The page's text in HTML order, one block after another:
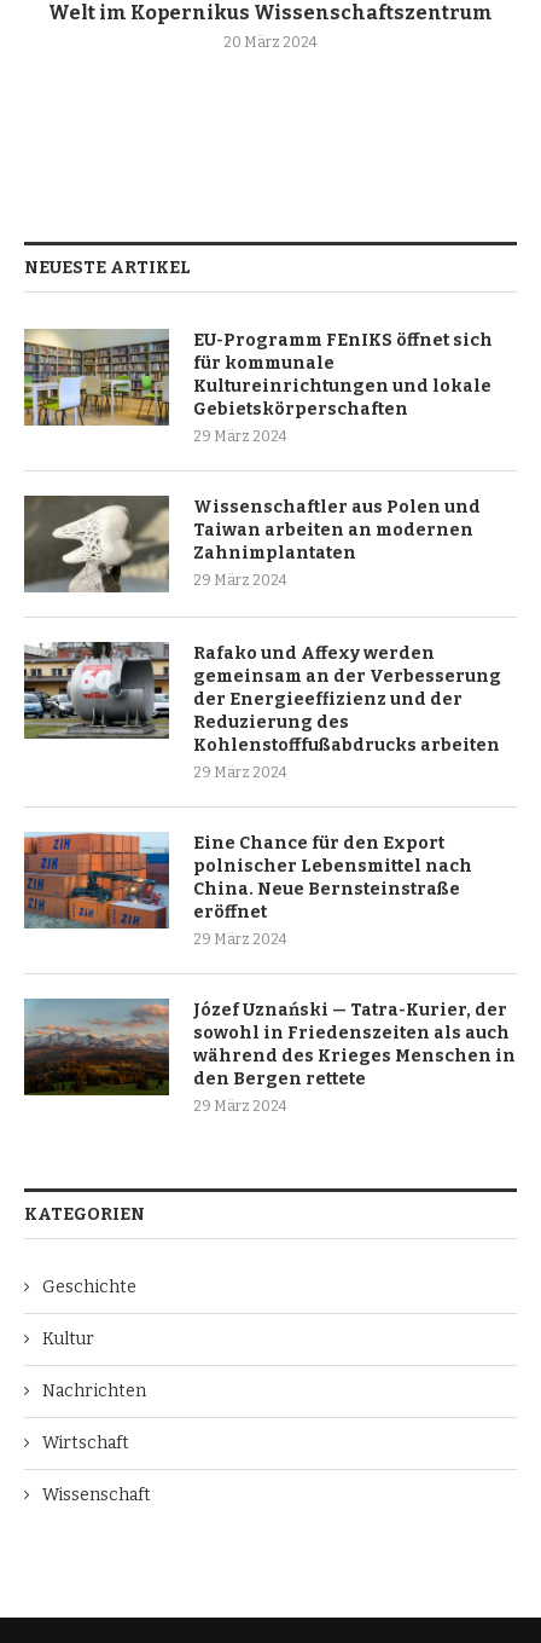
Welt im Kopernikus Wissenschaftszentrum
20 März 2024
NEUESTE ARTIKEL
EU-Programm FEnIKS öffnet sich
für kommunale
Kultureinrichtungen und lokale
Gebietskörperschaften
29 März 2024
Wissenschaftler aus Polen und
Taiwan arbeiten an modernen
Zahnimplantaten
29 März 2024
Rafako und Affexy werden
gemeinsam an der Verbesserung
der Energieeffizienz und der
Reduzierung des
Kohlenstofffußabdrucks arbeiten
29 März 2024
Eine Chance für den Export
polnischer Lebensmittel nach
China. Neue Bernsteinstraße
eröffnet
29 März 2024
Józef Uznański — Tatra-Kurier, der
sowohl in Friedenszeiten als auch
während des Krieges Menschen in
den Bergen rettete
29 März 2024
KATEGORIEN
Geschichte
Kultur
Nachrichten
Wirtschaft
Wissenschaft